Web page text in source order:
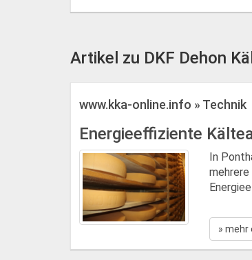
Artikel zu DKF Dehon
www.kka-online.info » Technik
Energieeffiziente
In
» mehr